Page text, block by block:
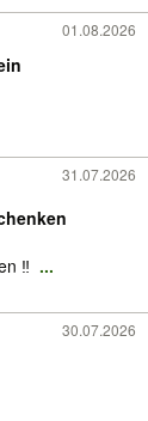
01.08.2026
31.07.2026
‼ ...
30.07.2026